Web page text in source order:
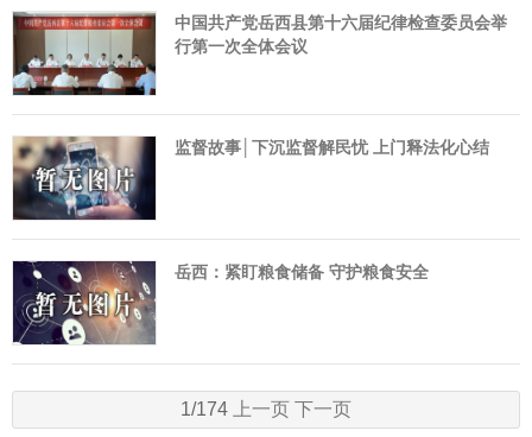
中国共产党岳西县第十六届纪律检查委员会举
行第一次全体会议
监督故事│下沉监督解民忧 上门释法化心结
岳西：紧盯粮食储备 守护粮食安全
1/174 上一页 下一页